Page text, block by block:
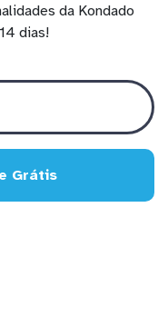
da Kondado
dias!
Grátis